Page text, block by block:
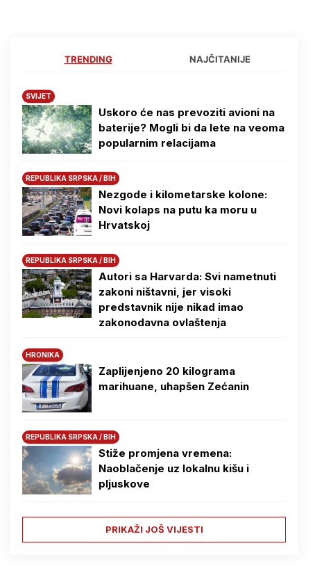
TRENDING NAJČITANIJE
SVIJET
Uskoro će nas prevoziti avioni na
baterije? Mogli bi da lete na veoma
popularnim relacijama
REPUBLIKA SRPSKA / BIH
Nezgode i kilometarske kolone:
Novi kolaps na putu ka moru u
Hrvatskoj
REPUBLIKA SRPSKA / BIH
Autori sa Harvarda: Svi nametnuti
zakoni ništavni, jer visoki
predstavnik nije nikad imao
zakonodavna ovlaštenja
HRONIKA
Zaplijenjeno 20 kilograma
marihuane, uhapšen Zećanin
REPUBLIKA SRPSKA / BIH
Stiže promjena vremena:
Naoblačenje uz lokalnu kišu i
pljuskove
PRIKAŽI JOŠ VIJESTI